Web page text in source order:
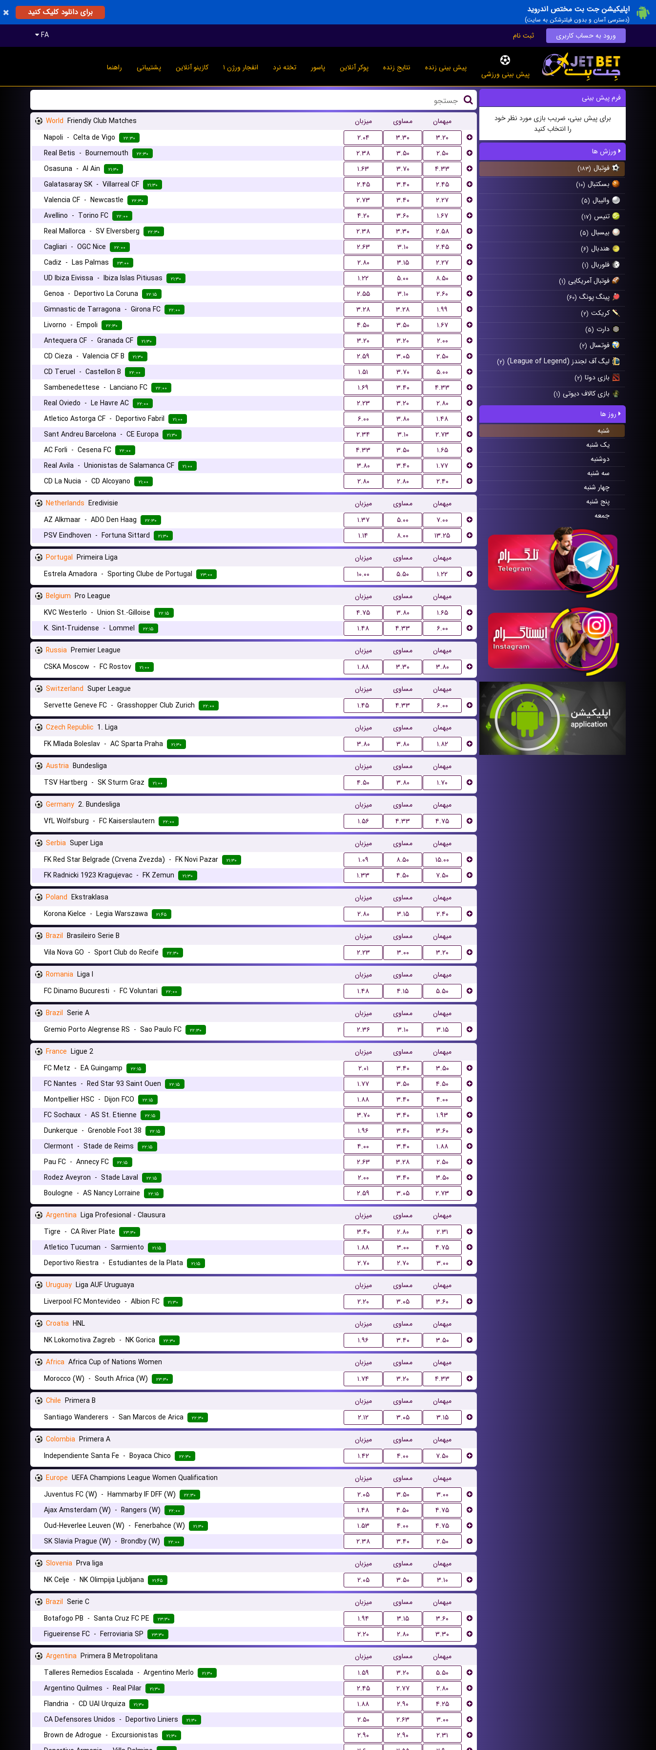
اپلیکیشن جت بت مختص اندروید
(دسترسی آسان و بدون فیلترشکن به سایت)
برای دانلود کلیک کنید
FA ورود به حساب کاربری ثبت نام
پیش بینی ورزشی
پیش بینی زنده نتایج زنده پوکر آنلاین پاسور تخته نرد انفجار ورژن ۱ کازینو آنلاین پشتیبانی راهنما
فرم پیش بینی
برای پیش بینی، ضریب بازی مورد نظر خود
را انتخاب کنید
ورزش ها
فوتبال (۱۸۳)
بسکتبال (۱۰)
والیبال (۵)
تنیس (۱۷)
بیسبال (۵)
هندبال (۶)
فلوربال (۱)
فوتبال آمریکایی (۱)
پینگ پونگ (۶۰)
کریکت (۲)
دارت (۵)
فوتسال (۲)
لیگ آف لجندز (League of Legend) (۲)
بازی دوتا (۲)
بازی کالاف دیوتی (۱)
روز ها
شنبه
یک شنبه
دوشنبه
سه شنبه
چهار شنبه
پنج شنبه
جمعه
World Friendly Club Matches میزبان مساوی
میهمان
Napoli - Celta de Vigo ۲۲:۳۰ ۲.۰۴ ۳.۳۰
۳.۲۰
Real Betis - Bournemouth ۲۲:۳۰ ۲.۳۸ ۳.۵۰
۲.۵۰
Osasuna - Al Ain ۲۱:۳۰ ۱.۶۳ ۳.۷۰
۴.۳۳
Galatasaray SK - Villarreal CF ۲۱:۳۰ ۲.۴۵ ۳.۴۰
۲.۴۵
Valencia CF - Newcastle ۲۲:۳۰ ۲.۷۳ ۳.۴۰
۲.۲۷
Avellino - Torino FC ۲۲:۰۰ ۴.۲۰ ۳.۶۰
۱.۶۷
Real Mallorca - SV Elversberg ۲۲:۳۰ ۲.۳۸ ۳.۳۰
۲.۵۸
Cagliari - OGC Nice ۲۲:۰۰ ۲.۶۳ ۳.۱۰
۲.۴۵
Cadiz - Las Palmas ۲۳:۰۰ ۲.۸۰ ۳.۱۵
۲.۲۷
UD Ibiza Eivissa - Ibiza Islas Pitiusas ۲۱:۳۰ ۱.۲۲ ۵.۰۰
۸.۵۰
Genoa - Deportivo La Coruna ۲۲:۱۵ ۲.۵۵ ۳.۱۰
۲.۶۰
Gimnastic de Tarragona - Girona FC ۲۲:۰۰ ۳.۲۸ ۳.۲۸
۱.۹۹
Livorno - Empoli ۲۲:۳۰ ۴.۵۰ ۳.۵۰
۱.۶۷
Antequera CF - Granada CF ۲۱:۳۰ ۳.۲۰ ۳.۲۰
۲.۰۰
CD Cieza - Valencia CF B ۲۱:۳۰ ۲.۵۹ ۳.۰۵
۲.۵۰
CD Teruel - Castellon B ۲۲:۰۰ ۱.۵۱ ۳.۷۰
۵.۰۰
Sambenedettese - Lanciano FC ۲۲:۰۰ ۱.۶۹ ۳.۴۰
۴.۳۳
Real Oviedo - Le Havre AC ۲۲:۰۰ ۲.۲۳ ۳.۲۰
۲.۸۰
Atletico Astorga CF - Deportivo Fabril ۲۱:۰۰ ۶.۰۰ ۳.۸۰
۱.۴۸
Sant Andreu Barcelona - CE Europa ۲۱:۳۰ ۲.۳۴ ۳.۱۰
۲.۷۳
AC Forli - Cesena FC ۲۲:۰۰ ۴.۳۳ ۳.۵۰
۱.۶۵
Real Avila - Unionistas de Salamanca CF ۲۱:۰۰ ۳.۸۰ ۳.۴۰
۱.۷۷
CD La Nucia - CD Alcoyano ۲۱:۰۰ ۲.۸۰ ۲.۸۰ ۲.۴۰
Netherlands Eredivisie میزبان مساوی
میهمان
AZ Alkmaar - ADO Den Haag ۲۲:۳۰ ۱.۳۷ ۵.۰۰
۷.۰۰
PSV Eindhoven - Fortuna Sittard ۲۱:۳۰ ۱.۱۴ ۸.۰۰ ۱۳.۲۵
Portugal Primeira Liga میزبان مساوی
میهمان
Estrela Amadora - Sporting Clube de Portugal ۲۳:۰۰ ۱۰.۰۰ ۵.۵۰ ۱.۲۲
Belgium Pro League میزبان مساوی
میهمان
KVC Westerlo - Union St.-Gilloise ۲۲:۱۵ ۴.۷۵ ۳.۸۰
۱.۶۵
K. Sint-Truidense - Lommel ۲۲:۱۵ ۱.۴۸ ۴.۳۳ ۶.۰۰
Russia Premier League میزبان مساوی
میهمان
CSKA Moscow - FC Rostov ۲۱:۰۰ ۱.۸۸ ۳.۳۰ ۳.۸۰
Switzerland Super League میزبان مساوی
میهمان
Servette Geneve FC - Grasshopper Club Zurich ۲۲:۰۰ ۱.۴۵ ۴.۳۳ ۶.۰۰
Czech Republic 1. Liga میزبان مساوی
میهمان
FK Mlada Boleslav - AC Sparta Praha ۲۱:۳۰ ۳.۸۰ ۳.۸۰ ۱.۸۲
Austria Bundesliga میزبان مساوی
میهمان
TSV Hartberg - SK Sturm Graz ۲۱:۰۰ ۴.۵۰ ۳.۸۰ ۱.۷۰
Germany 2. Bundesliga میزبان مساوی
میهمان
VfL Wolfsburg - FC Kaiserslautern ۲۲:۰۰ ۱.۵۶ ۴.۳۳ ۴.۷۵
Serbia Super Liga میزبان مساوی
میهمان
FK Red Star Belgrade (Crvena Zvezda) - FK Novi Pazar ۲۱:۳۰ ۱.۰۹ ۸.۵۰
۱۵.۰۰
FK Radnicki 1923 Kragujevac - FK Zemun ۲۱:۳۰ ۱.۳۳ ۴.۵۰ ۷.۵۰
Poland Ekstraklasa میزبان مساوی
میهمان
Korona Kielce - Legia Warszawa ۲۱:۴۵ ۲.۸۰ ۳.۱۵ ۲.۴۰
Brazil Brasileiro Serie B میزبان مساوی
میهمان
Vila Nova GO - Sport Club do Recife ۲۲:۳۰ ۲.۲۳ ۳.۰۰ ۳.۲۰
Romania Liga I میزبان مساوی
میهمان
FC Dinamo Bucuresti - FC Voluntari ۲۲:۰۰ ۱.۴۸ ۴.۱۵ ۵.۵۰
Brazil Serie A میزبان مساوی
میهمان
Gremio Porto Alegrense RS - Sao Paulo FC ۲۲:۳۰ ۲.۳۶ ۳.۱۰ ۳.۱۵
France Ligue 2 میزبان مساوی
میهمان
FC Metz - EA Guingamp ۲۲:۱۵ ۲.۰۱ ۳.۴۰
۳.۵۰
FC Nantes - Red Star 93 Saint Ouen ۲۲:۱۵ ۱.۷۷ ۳.۵۰
۴.۵۰
Montpellier HSC - Dijon FCO ۲۲:۱۵ ۱.۸۸ ۳.۴۰
۴.۰۰
FC Sochaux - AS St. Etienne ۲۲:۱۵ ۳.۷۰ ۳.۴۰
۱.۹۳
Dunkerque - Grenoble Foot 38 ۲۲:۱۵ ۱.۹۶ ۳.۴۰
۳.۶۰
Clermont - Stade de Reims ۲۲:۱۵ ۴.۰۰ ۳.۴۰
۱.۸۸
Pau FC - Annecy FC ۲۲:۱۵ ۲.۶۳ ۳.۲۸
۲.۵۰
Rodez Aveyron - Stade Laval ۲۲:۱۵ ۲.۰۰ ۳.۴۰
۳.۵۰
Boulogne - AS Nancy Lorraine ۲۲:۱۵ ۲.۵۹ ۳.۰۵ ۲.۷۳
Argentina Liga Profesional - Clausura میزبان مساوی
میهمان
Tigre - CA River Plate ۲۳:۳۰ ۳.۴۰ ۲.۸۰
۲.۳۱
Atletico Tucuman - Sarmiento ۲۱:۱۵ ۱.۸۸ ۳.۰۰
۴.۷۵
Deportivo Riestra - Estudiantes de la Plata ۲۱:۱۵ ۲.۷۰ ۲.۷۰ ۳.۰۰
Uruguay Liga AUF Uruguaya میزبان مساوی
میهمان
Liverpool FC Montevideo - Albion FC ۲۱:۳۰ ۲.۲۰ ۳.۰۵ ۳.۶۰
Croatia HNL میزبان مساوی
میهمان
NK Lokomotiva Zagreb - NK Gorica ۲۲:۳۰ ۱.۹۶ ۳.۴۰ ۳.۵۰
Africa Africa Cup of Nations Women میزبان مساوی
میهمان
Morocco (W) - South Africa (W) ۲۳:۳۰ ۱.۷۴ ۳.۲۰ ۴.۳۳
Chile Primera B میزبان مساوی
میهمان
Santiago Wanderers - San Marcos de Arica ۲۲:۳۰ ۲.۱۲ ۳.۰۵ ۳.۱۵
Colombia Primera A میزبان مساوی
میهمان
Independiente Santa Fe - Boyaca Chico ۲۲:۳۰ ۱.۴۲ ۴.۰۰ ۷.۵۰
Europe UEFA Champions League Women Qualification میزبان مساوی
میهمان
Juventus FC (W) - Hammarby IF DFF (W) ۲۲:۳۰ ۲.۰۵ ۳.۵۰
۳.۰۰
Ajax Amsterdam (W) - Rangers (W) ۲۲:۰۰ ۱.۴۸ ۴.۵۰
۴.۷۵
Oud-Heverlee Leuven (W) - Fenerbahce (W) ۲۱:۳۰ ۱.۵۳ ۴.۰۰
۴.۷۵
SK Slavia Prague (W) - Brondby (W) ۲۲:۰۰ ۲.۳۸ ۳.۴۰ ۲.۵۰
Slovenia Prva liga میزبان مساوی
میهمان
NK Celje - NK Olimpija Ljubljana ۲۱:۴۵ ۲.۰۵ ۳.۵۰ ۳.۱۰
Brazil Serie C میزبان مساوی
میهمان
Botafogo PB - Santa Cruz FC PE ۲۳:۳۰ ۱.۹۴ ۳.۱۵
۳.۶۰
Figueirense FC - Ferroviaria SP ۲۳:۳۰ ۲.۲۰ ۲.۸۰ ۳.۳۰
Argentina Primera B Metropolitana میزبان مساوی
میهمان
Talleres Remedios Escalada - Argentino Merlo ۲۱:۳۰ ۱.۵۹ ۳.۲۰
۵.۵۰
Argentino Quilmes - Real Pilar ۲۱:۳۰ ۲.۴۵ ۲.۷۷
۲.۸۰
Flandria - CD UAI Urquiza ۲۱:۳۰ ۱.۸۸ ۲.۹۰
۴.۲۵
CA Defensores Unidos - Deportivo Liniers ۲۱:۳۰ ۲.۵۰ ۲.۶۳
۳.۰۰
Brown de Adrogue - Excursionistas ۲۱:۳۰ ۲.۹۰ ۲.۹۰
۲.۳۱